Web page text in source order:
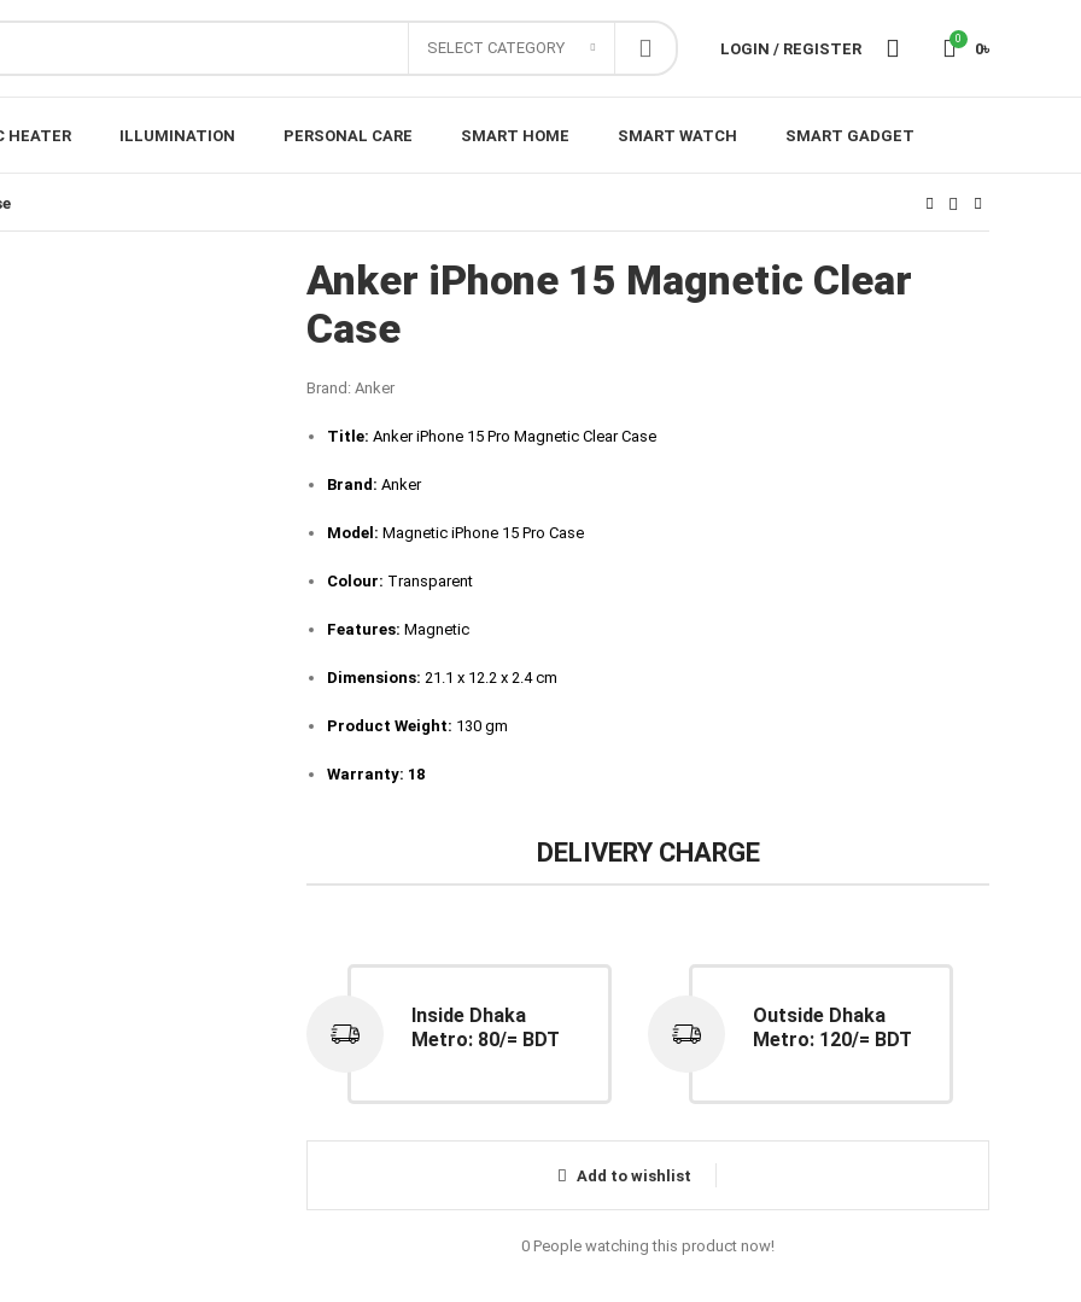
SELECT CATEGORY LOGIN / REGISTER
0
0৳
HEATER ILLUMINATION PERSONAL CARE SMART HOME SMART WATCH SMART GADGET
Anker iPhone 15 Magnetic Clear
Case
Brand: Anker
Title: Anker iPhone 15 Pro Magnetic Clear Case
Brand: Anker
Model: Magnetic iPhone 15 Pro Case
Colour: Transparent
Features: Magnetic
Dimensions: ‎21.1 x 12.2 x 2.4 cm
Product Weight: 130 gm
Warranty: 18
DELIVERY CHARGE
Inside Dhaka
Metro: 80/= BDT
Outside Dhaka
Metro: 120/= BDT
Add to wishlist
0 People watching this product now!